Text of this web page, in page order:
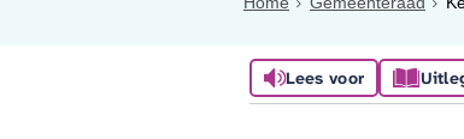
Lees voor